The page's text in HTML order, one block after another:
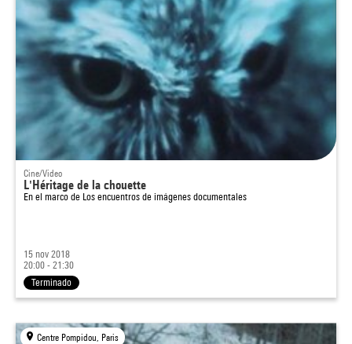
Cine/Video
L'Héritage de la chouette
En el marco de Los encuentros de imágenes documentales
15 nov 2018
20:00 - 21:30
Terminado
Centre Pompidou, Paris